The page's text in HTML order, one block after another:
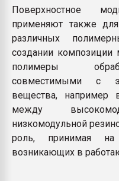
Поверхностное
применяют также
различных
создании композиции
полимеры
совместимыми с
вещества, например
между
низкомодульной
роль, принимая на
возникающих в